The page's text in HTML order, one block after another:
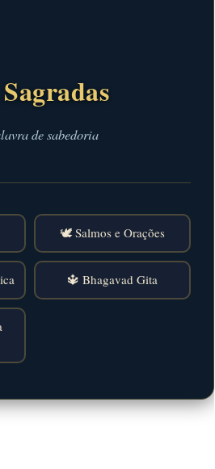
de sabedoria
🕊️ Salmos e Orações
🔱 Bhagavad Gita